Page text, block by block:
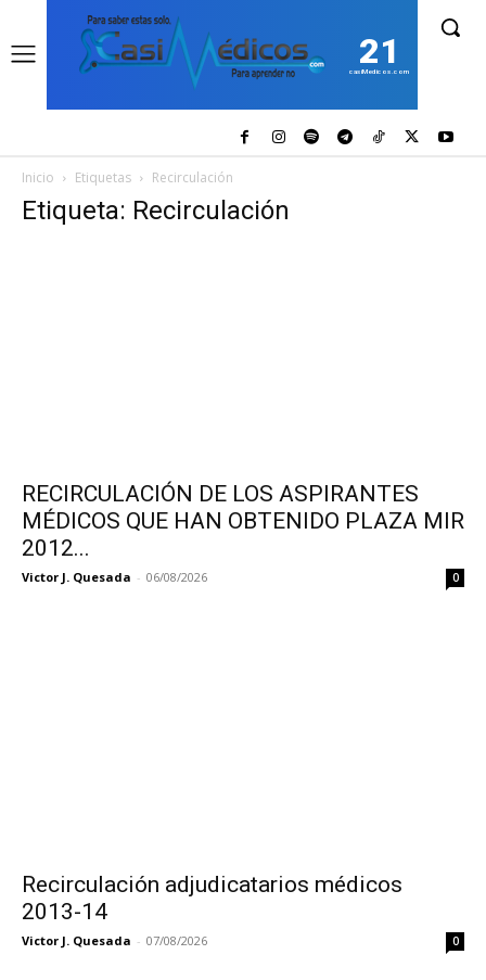
21
casiMedicos.com
Inicio Etiquetas Recirculación
Etiqueta: Recirculación
RECIRCULACIÓN DE LOS ASPIRANTES
MÉDICOS QUE HAN OBTENIDO PLAZA MIR
2012...
Victor J. Quesada - 06/08/2026 0
Recirculación adjudicatarios médicos
2013-14
Victor J. Quesada - 07/08/2026 0